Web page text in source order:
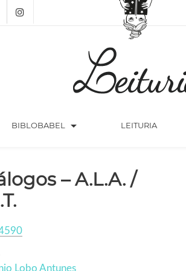
BIBLOBABEL arrow_drop_down LEITURIA
– A.L.A. /
Lobo Antunes